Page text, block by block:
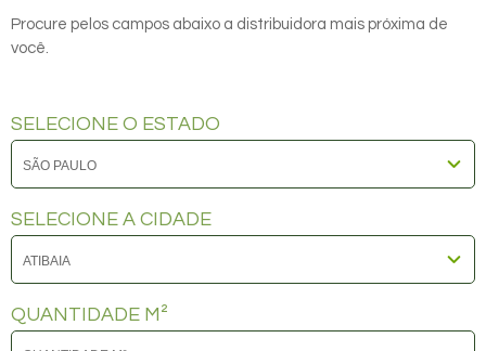
Procure pelos campos abaixo a distribuidora mais próxima de
você.
SELECIONE O ESTADO
SELECIONE A CIDADE
QUANTIDADE M²